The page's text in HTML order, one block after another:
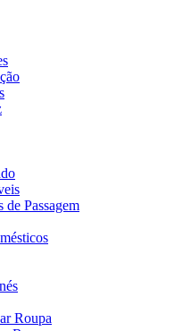
de Passagem
Roupa